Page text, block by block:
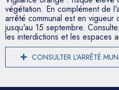
végétation. En complément de
arrêté communal est en
jusqu'au 15 septembre.
les interdictions et les espaces
CONSULTER L'ARRÊTÉ